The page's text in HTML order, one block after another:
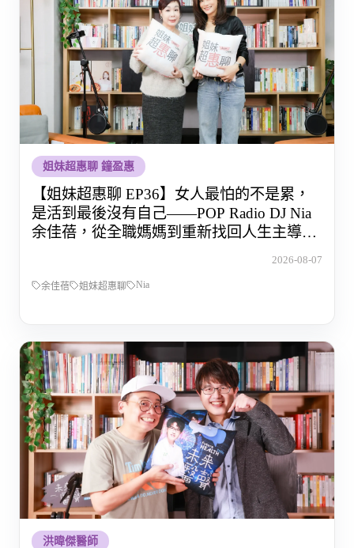
姐妹超惠聊 鐘盈惠
【姐妹超惠聊 EP36】女人最怕的不是累，
是活到最後沒有自己——POP Radio DJ Nia
余佳蓓，從全職媽媽到重新找回人生主導權
2026-08-07
余佳蓓 姐妹超惠聊 Nia
洪暐傑醫師